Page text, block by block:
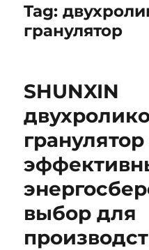
Tag:
гранулятор
SHUNXIN
выбор для